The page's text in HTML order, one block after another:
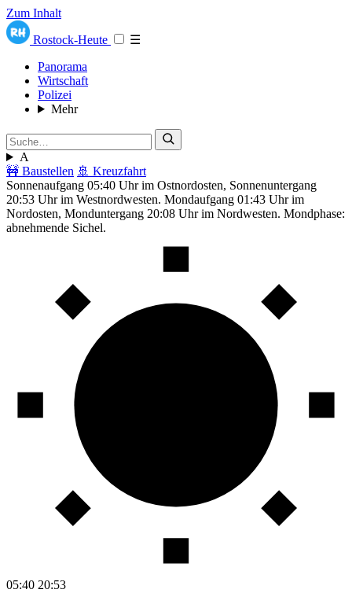
Zum Inhalt
Rostock-Heute
☰
Panorama
Wirtschaft
Polizei
Mehr
A
🚧 Baustellen 🚢 Kreuzfahrt
Sonnenaufgang 05:40 Uhr im Ostnordosten, Sonnenuntergang
20:53 Uhr im Westnordwesten. Mondaufgang 01:43 Uhr im
Nordosten, Monduntergang 20:08 Uhr im Nordwesten. Mondphase:
abnehmende Sichel.
05:40 20:53